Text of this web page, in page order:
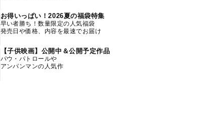
お得いっぱい！2026夏の福袋特集
早い者勝ち！数量限定の人気福袋
発売日や価格、内容を最速でお届け
【子供映画】公開中＆公開予定作品
パウ・パトロールや
アンパンマンの人気作